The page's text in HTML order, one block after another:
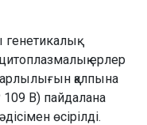
ерлер
қалпына
109 B) пайдалана
өсірілді.